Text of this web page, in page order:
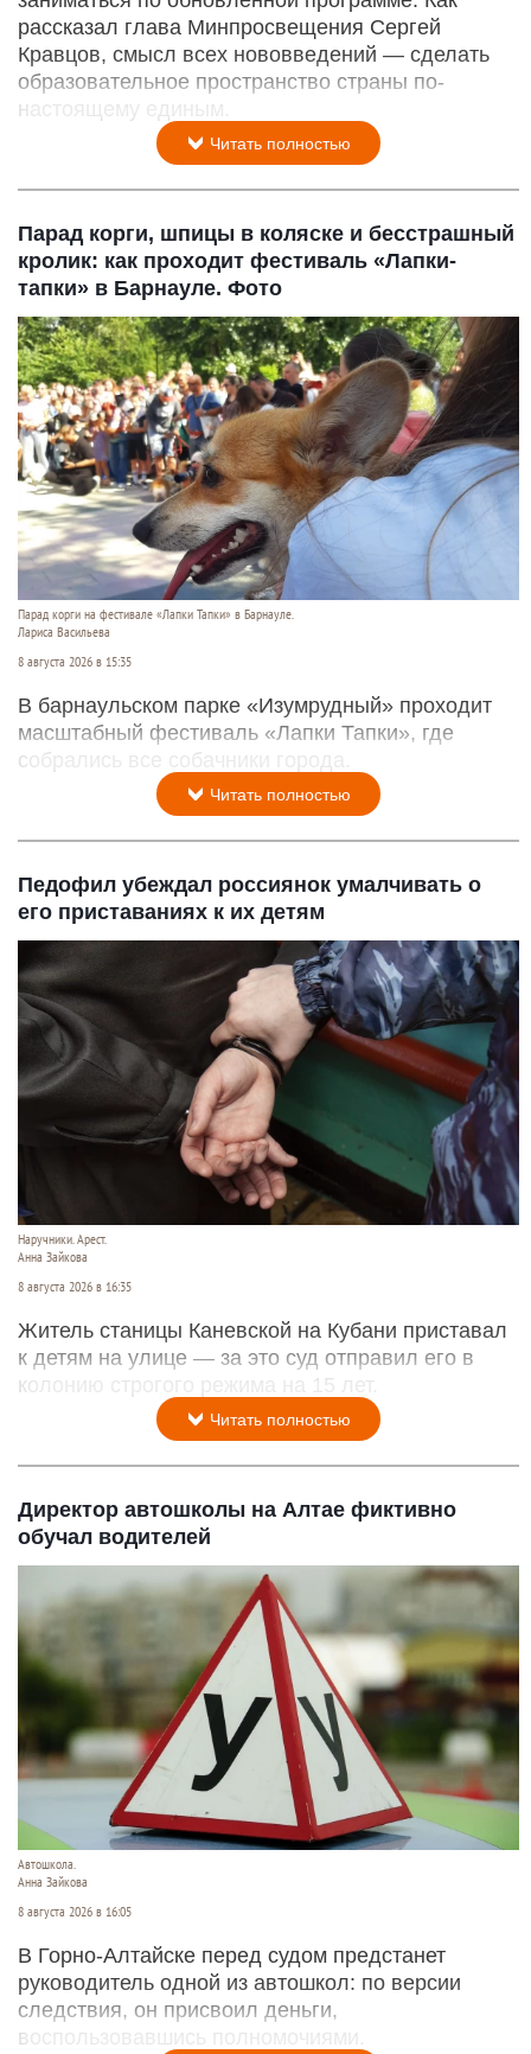
рассказал глава Минпросвещения Сергей
Кравцов, смысл всех нововведений — сделать
образовательное пространство страны по-
настоящему единым.
Читать полностью
Парад корги, шпицы в коляске и бесстрашный
кролик: как проходит фестиваль «Лапки-
тапки» в Барнауле. Фото
Парад корги на фестивале «Лапки Тапки» в Барнауле.
Лариса Васильева
8 августа 2026 в 15:35
В барнаульском парке «Изумрудный» проходит
масштабный фестиваль «Лапки Тапки», где
собрались все собачники города.
Читать полностью
Педофил убеждал россиянок умалчивать о
его приставаниях к их детям
Наручники. Арест.
Анна Зайкова
8 августа 2026 в 16:35
Житель станицы Каневской на Кубани приставал
к детям на улице — за это суд отправил его в
колонию строгого режима на 15 лет.
Читать полностью
Директор автошколы на Алтае фиктивно
обучал водителей
Автошкола.
Анна Зайкова
8 августа 2026 в 16:05
В Горно-Алтайске перед судом предстанет
руководитель одной из автошкол: по версии
следствия, он присвоил деньги,
воспользовавшись полномочиями.